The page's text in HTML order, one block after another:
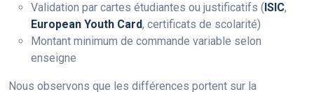
Validation par cartes étudiantes ou justificatifs ( ISIC,
European Youth Card, certificats de scolarité)
Montant minimum de commande variable selon
enseigne
Nous observons que les différences portent sur la